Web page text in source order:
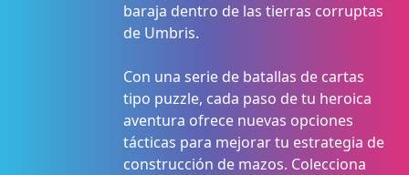
baraja dentro de las tierras corruptas
de Umbris.
Con una serie de batallas de cartas
tipo puzzle, cada paso de tu heroica
aventura ofrece nuevas opciones
tácticas para mejorar tu estrategia de
construcción de mazos. Colecciona